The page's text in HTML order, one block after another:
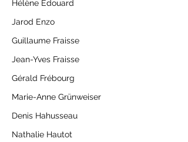
Hélène Edouard
Jarod Enzo
Guillaume Fraisse
Jean-Yves Fraisse
Gérald Frébourg
Marie-Anne Grünweiser
Denis Hahusseau
Nathalie Hautot